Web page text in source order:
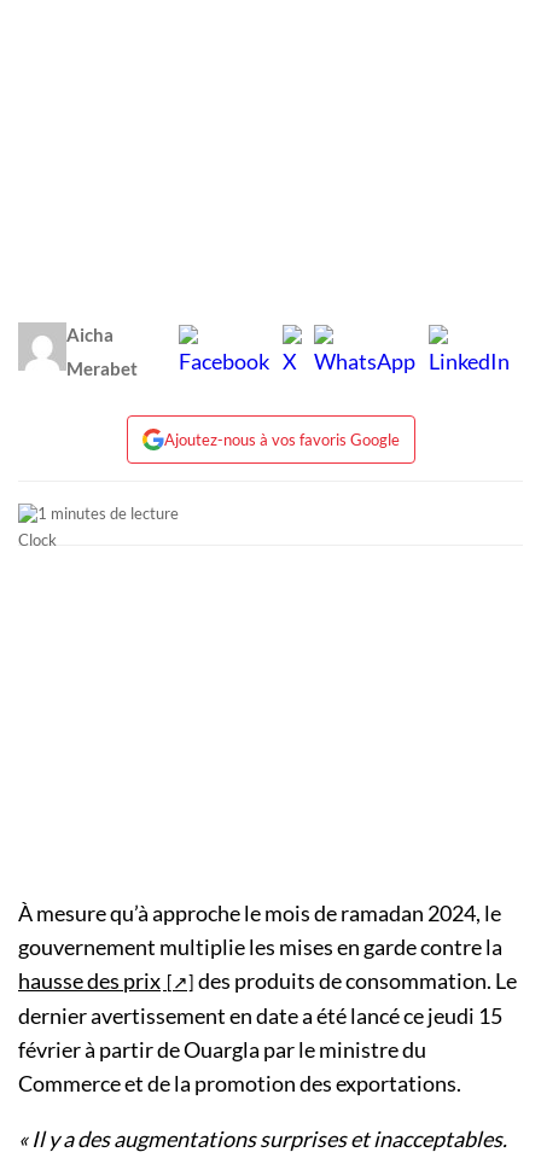
Aicha
Merabet
Ajoutez-nous à vos favoris Google
1 minutes de lecture
À mesure qu’à approche le mois de ramadan 2024, le
gouvernement multiplie les mises en garde contre la
hausse des prix
des produits de consommation. Le
dernier avertissement en date a été lancé ce jeudi 15
février à partir de Ouargla par le ministre du
Commerce et de la promotion des exportations.
« Il y a des augmentations surprises et inacceptables.